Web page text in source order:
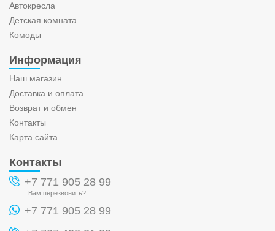
Автокресла
Детская комната
Комоды
Информация
Наш магазин
Доставка и оплата
Возврат и обмен
Контакты
Карта сайта
Контакты
+7 771 905 28 99
Вам перезвонить?
+7 771 905 28 99